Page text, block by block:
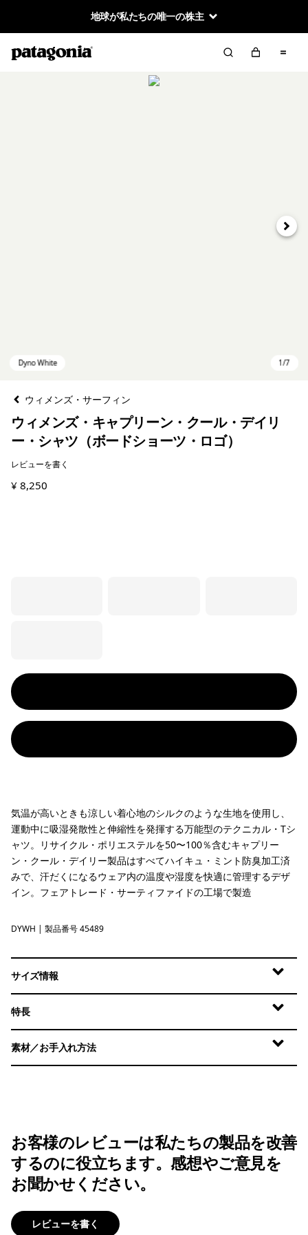
地球が私たちの唯一の株主
次へ
ウィメンズ・サーフィン
ウィメンズ・キャプリーン・クール・デイリ
ー・シャツ（ボードショーツ・ロゴ）
レビューを書く
¥ 8,250
気温が高いときも涼しい着心地のシルクのような生地を使用し、
運動中に吸湿発散性と伸縮性を発揮する万能型のテクニカル・Tシ
ャツ。リサイクル・ポリエステルを50〜100％含むキャプリー
ン・クール・デイリー製品はすべてハイキュ・ミント防臭加工済
みで、汗だくになるウェア内の温度や湿度を快適に管理するデザ
イン。フェアトレード・サーティファイドの工場で製造
Dyno White
DYWH | 製品番号 45489
サイズ情報
特長
素材／お手入れ方法
お客様のレビューは私たちの製品を改善
するのに役立ちます。感想やご意見を
お聞かせください。
レビューを書く